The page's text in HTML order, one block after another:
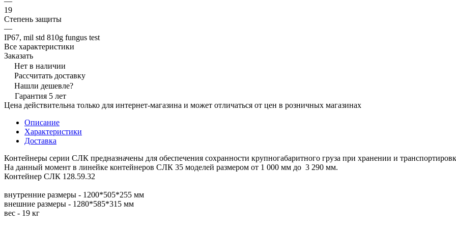
19
Степень защиты
—
IP67, mil std 810g fungus test
Все характеристики
Заказать
Нет в наличии
Рассчитать доставку
Нашли дешевле?
Гарантия 5 лет
Цена действительна только для интернет-магазина и может отличаться от цен в розничных магазинах
Описание
Характеристики
Доставка
Контейнеры серии СЛК предназначены для обеспечения сохранности крупногабаритного груза при хранении и
На данный момент в линейке контейнеров СЛК 35 моделей размером от 1 000 мм до 3 290 мм.
Контейнер СЛК 128.59.32
внутренние размеры - 1200*505*255 мм
внешние размеры - 1280*585*315 мм
вес - 19 кг